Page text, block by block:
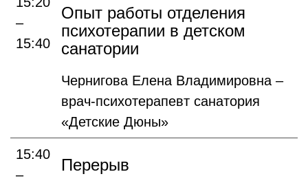
–
15:40
Опыт работы отделения
психотерапии в детском
санатории
Чернигова Елена Владимировна –
врач-психотерапевт санатория
«Детские Дюны»
15:40
–
Перерыв